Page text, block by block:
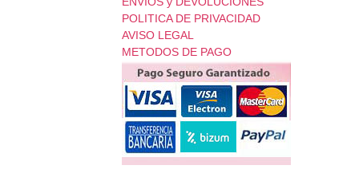
POLITICA DE PRIVACIDAD
AVISO LEGAL
METODOS DE PAGO